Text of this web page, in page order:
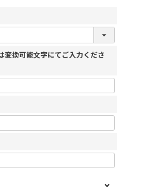
換可能文字にてご入力くださ